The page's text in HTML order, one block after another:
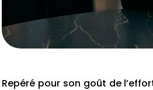
Repéré pour son goût de